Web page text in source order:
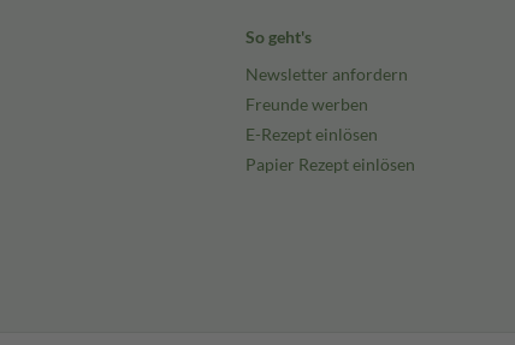
So geht's
Newsletter anfordern
Freunde werben
E-Rezept einlösen
Papier Rezept einlösen